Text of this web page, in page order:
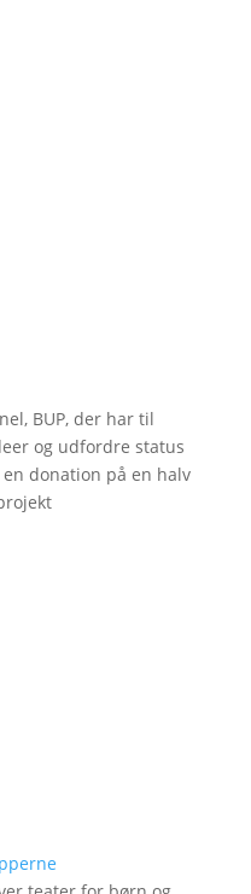
BUP, der har til
og udfordre status
donation på en halv